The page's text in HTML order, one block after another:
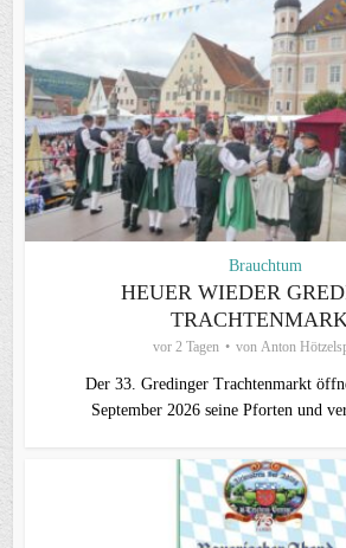
Brauchtum
HEUER WIEDER
vor 2 Tagen von Anton
Der 33. Gredinger Trachtenmarkt
September 2026 seine Pforten und